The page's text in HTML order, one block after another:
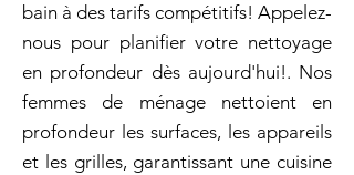
bain à des tarifs compétitifs! Appelez-
nous pour planifier votre nettoyage
en profondeur dès aujourd'hui!. Nos
femmes de ménage nettoient en
profondeur les surfaces, les appareils
et les grilles, garantissant une cuisine